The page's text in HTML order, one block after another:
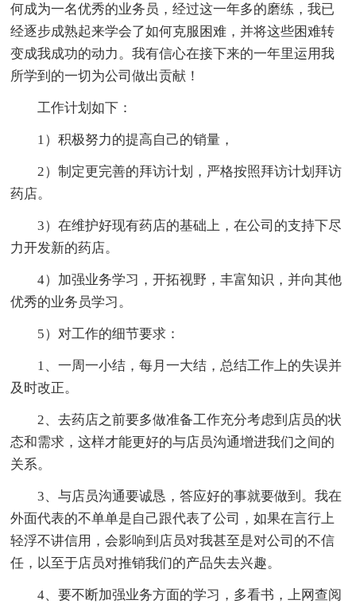
何成为一名优秀的业务员，经过这一年多的磨练，我已
经逐步成熟起来学会了如何克服困难，并将这些困难转
变成我成功的动力。我有信心在接下来的一年里运用我
所学到的一切为公司做出贡献！
工作计划如下：
1）积极努力的提高自己的销量，
2）制定更完善的拜访计划，严格按照拜访计划拜访
药店。
3）在维护好现有药店的基础上，在公司的支持下尽
力开发新的药店。
4）加强业务学习，开拓视野，丰富知识，并向其他
优秀的业务员学习。
5）对工作的细节要求：
1、一周一小结，每月一大结，总结工作上的失误并
及时改正。
2、去药店之前要多做准备工作充分考虑到店员的状
态和需求，这样才能更好的与店员沟通增进我们之间的
关系。
3、与店员沟通要诚恳，答应好的事就要做到。我在
外面代表的不单单是自己跟代表了公司，如果在言行上
轻浮不讲信用，会影响到店员对我甚至是对公司的不信
任，以至于店员对推销我们的产品失去兴趣。
4、要不断加强业务方面的学习，多看书，上网查阅